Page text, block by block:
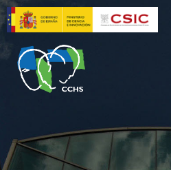
Pasar
al
contenido
principal